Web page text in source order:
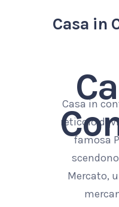
Casa in
Casa in
reticolo di
famosa
Mercato,